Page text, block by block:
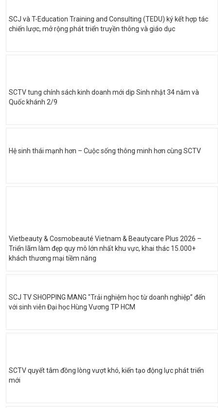
SCJ và T-Education Training and Consulting (TEDU) ký kết hợp tác
chiến lược, mở rộng phát triển truyền thông và giáo dục
SCTV tung chính sách kinh doanh mới dịp Sinh nhật 34 năm và
Quốc khánh 2/9
Hệ sinh thái mạnh hơn – Cuộc sống thông minh hơn cùng SCTV
Vietbeauty & Cosmobeauté Vietnam & Beautycare Plus 2026 –
Triển lãm làm đẹp quy mô lớn nhất khu vực, khai thác 15.000+
khách thương mại tiềm năng
SCJ TV SHOPPING MANG "Trải nghiệm học từ doanh nghiệp” đến
với sinh viên Đại học Hùng Vương TP HCM
SCTV quyết tâm đồng lòng vượt khó, kiến tạo động lực phát triển
mới